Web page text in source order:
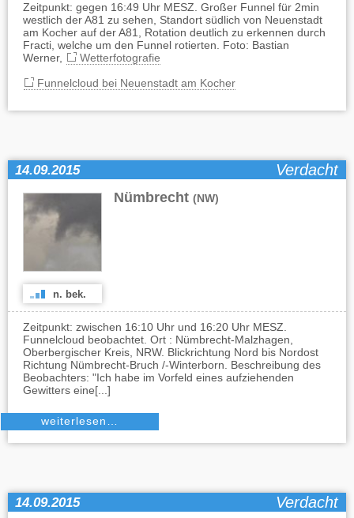
Zeitpunkt: gegen 16:49 Uhr MESZ. Großer Funnel für 2min
westlich der A81 zu sehen, Standort südlich von Neuenstadt
am Kocher auf der A81, Rotation deutlich zu erkennen durch
Fracti, welche um den Funnel rotierten. Foto: Bastian
Werner,
Wetterfotografie
Funnelcloud bei Neuenstadt am Kocher
14.09.2015 Verdacht
Nümbrecht (NW)
n. bek.
Zeitpunkt: zwischen 16:10 Uhr und 16:20 Uhr MESZ.
Funnelcloud beobachtet. Ort : Nümbrecht-Malzhagen,
Oberbergischer Kreis, NRW. Blickrichtung Nord bis Nordost
Richtung Nümbrecht-Bruch /-Winterborn. Beschreibung des
Beobachters: "Ich habe im Vorfeld eines aufziehenden
Gewitters eine[...]
weiterlesen…
14.09.2015 Verdacht